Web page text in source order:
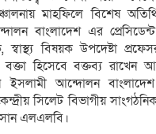
মাহফিলে বিশেষ
বাংলাদেশ এর
বিষয়ক উপদেষ্টা
হিসেবে বক্তব্য রাখেন
ইসলামী আন্দোলন
সিলেট বিভাগীয়
এলএলবি।